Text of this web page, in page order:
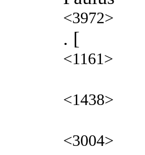
<3972>
. [
<1161>
<1438>
<3004>